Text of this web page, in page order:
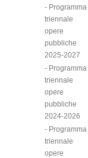
- Programma
triennale
opere
pubbliche
2025-2027
- Programma
triennale
opere
pubbliche
2024-2026
- Programma
triennale
opere